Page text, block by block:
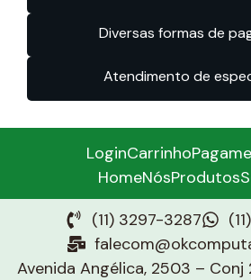
Diversas formas de
Atendimento de
LoginCarrinho
HomeNósProdutos
(11) 3297-3287
Avenida Angélica, 2503 – Conj